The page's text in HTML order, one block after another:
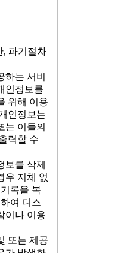
, 파기절차
는 서비
인정보를
위해 이용
인정보는
는 이들의
력할 수
를 삭제
우 지체 없
록을 복
여 디스
이나 이용
또는 제공